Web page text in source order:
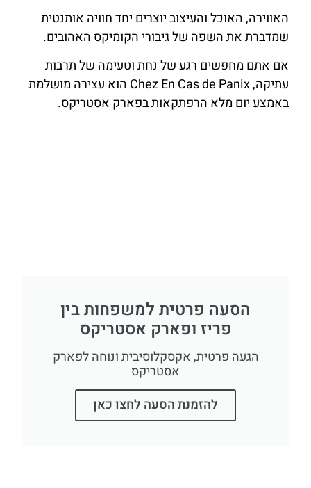
האווירה, האוכל והעיצוב יוצרים יחד חוויה אותנטית
שמדברת את השפה של גיבורי הקומיקס האהובים.
אם אתם מחפשים רגע של נחת וטעימה של תרבות
עתיקה, Chez En Cas de Panix הוא עצירה מושלמת
באמצע יום מלא הרפתקאות בפארק אסטריקס.
הסעה פרטית למשפחות בין
פריז ופארק אסטריקס
הגעה פרטית, אקסקלוסיבית ונוחה לפארק
אסטריקס
להזמנת הסעה לחצו כאן